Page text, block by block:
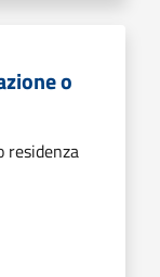
o
residenza